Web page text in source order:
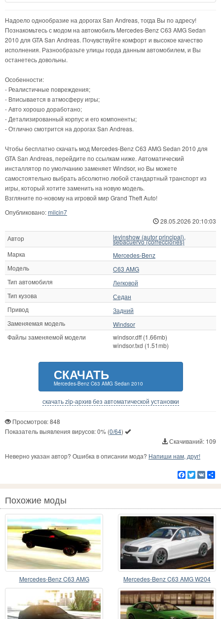
Надоело однообразие на дорогах San Andreas, тогда Вы по адресу!
Познакомьтесь с модом на автомобиль Mercedes-Benz C63 AMG Sedan
2010 для GTA San Andreas. Почувствуйте комфорт и высокое качество
исполнения. Разнообразьте улицы горда данным автомобилем, и Вы
останетесь довольны.
Особенности:
- Реалистичные повреждения;
- Вписывается в атмосферу игры;
- Авто хорошо доработано;
- Детализированный корпус и его компоненты;
- Отлично смотрится на дорогах San Andreas.
Чтобы бесплатно скачать мод Mercedes-Benz C63 AMG Sedan 2010 для
GTA San Andreas, перейдите по ссылкам ниже. Автоматический
инсталлятор по умолчанию заменяет Windsor, но Вы можете
самостоятельно выбрать абсолютно любой стандартный транспорт из
игры, который хотите заменить на новую модель.
Взгляните по-новому на игровой мир Grand Theft Auto!
Опубликовано:milcin7
28.05.2026 20:10:03
Автор levinshow (autor principal),
sebacuervo (correcciones)
Марка
Mercedes-Benz
Модель
C63 AMG
Тип автомобиля
Легковой
Тип кузова
Седан
Привод
Задний
Заменяемая модель
Windsor
Файлы заменяемой модели
windsor.dff (1.66mb)
windsor.txd (1.51mb)
СКАЧАТЬ
Mercedes-Benz C63 AMG Sedan 2010
скачать zip-архив без автоматической установки
Просмотров: 848
Показатель выявления вирусов:0% (0/64)
Скачиваний: 109
Неверно указан автор? Ошибка в описании мода? Напиши нам, друг!
Facebook
Twitter
VK
Похожие моды
Mercedes-Benz C63 AMG
Mercedes-Benz C63 AMG W204
Rich